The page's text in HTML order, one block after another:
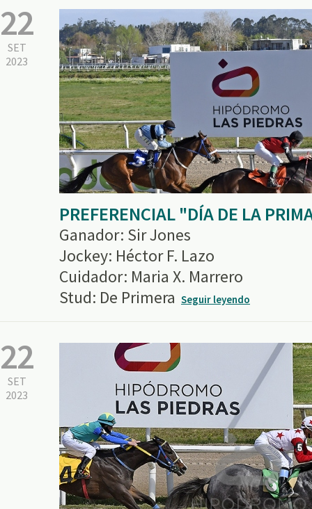
22
SET
2023
PREFERENCIAL "DÍA DE LA
Ganador: Sir Jones
Jockey: Héctor F. Lazo
Cuidador: Maria X. Marrero
Stud: De Primera Seguir leyendo
22
SET
2023